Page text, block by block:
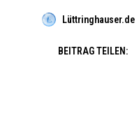
Lüttringhauser.de
BEITRAG TEILEN: